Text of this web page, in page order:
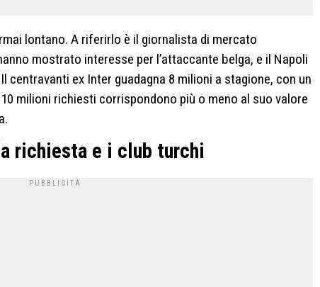
lontano. A riferirlo è il giornalista di mercato
mostrato interesse per l’attaccante belga, e il Napoli
centravanti ex Inter guadagna 8 milioni a stagione, con un
milioni richiesti corrispondono più o meno al suo valore
richiesta e i club turchi